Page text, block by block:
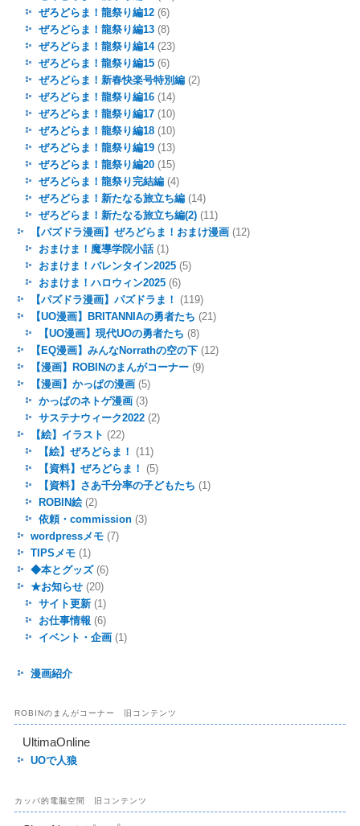
ぜろどらま！龍祭り編12(6)
ぜろどらま！龍祭り編13(8)
ぜろどらま！龍祭り編14(23)
ぜろどらま！龍祭り編15(6)
ぜろどらま！新春快楽号特別編(2)
ぜろどらま！龍祭り編16(14)
ぜろどらま！龍祭り編17(10)
ぜろどらま！龍祭り編18(10)
ぜろどらま！龍祭り編19(13)
ぜろどらま！龍祭り編20(15)
ぜろどらま！龍祭り完結編(4)
ぜろどらま！新たなる旅立ち編(14)
ぜろどらま！新たなる旅立ち編(2)(11)
【パズドラ漫画】ぜろどらま！おまけ漫画(12)
おまけま！魔導学院小話(1)
おまけま！バレンタイン2025(5)
おまけま！ハロウィン2025(6)
【パズドラ漫画】パズドラま！
(119)
【UO漫画】BRITANNIAの勇者たち (21)
【UO漫画】現代UOの勇者たち (8)
【EQ漫画】みんなNorrathの空の下(12)
【漫画】ROBINのまんがコーナー(9)
【漫画】かっぱの漫画(5)
かっぱのネトゲ漫画(3)
サステナウィーク2022(2)
【絵】イラスト (22)
【絵】ぜろどらま！
(11)
【資料】ぜろどらま！
(5)
【資料】さあ千分率の子どもたち (1)
ROBIN絵(2)
依頼・commission(3)
wordpressメモ(7)
TIPSメモ(1)
◆本とグッズ(6)
★お知らせ(20)
サイト更新(1)
お仕事情報 (6)
イベント・企画(1)
漫画紹介
ROBINのまんがコーナー 旧コンテンツ
UltimaOnline
UOで人狼
カッパ的電脳空間 旧コンテンツ